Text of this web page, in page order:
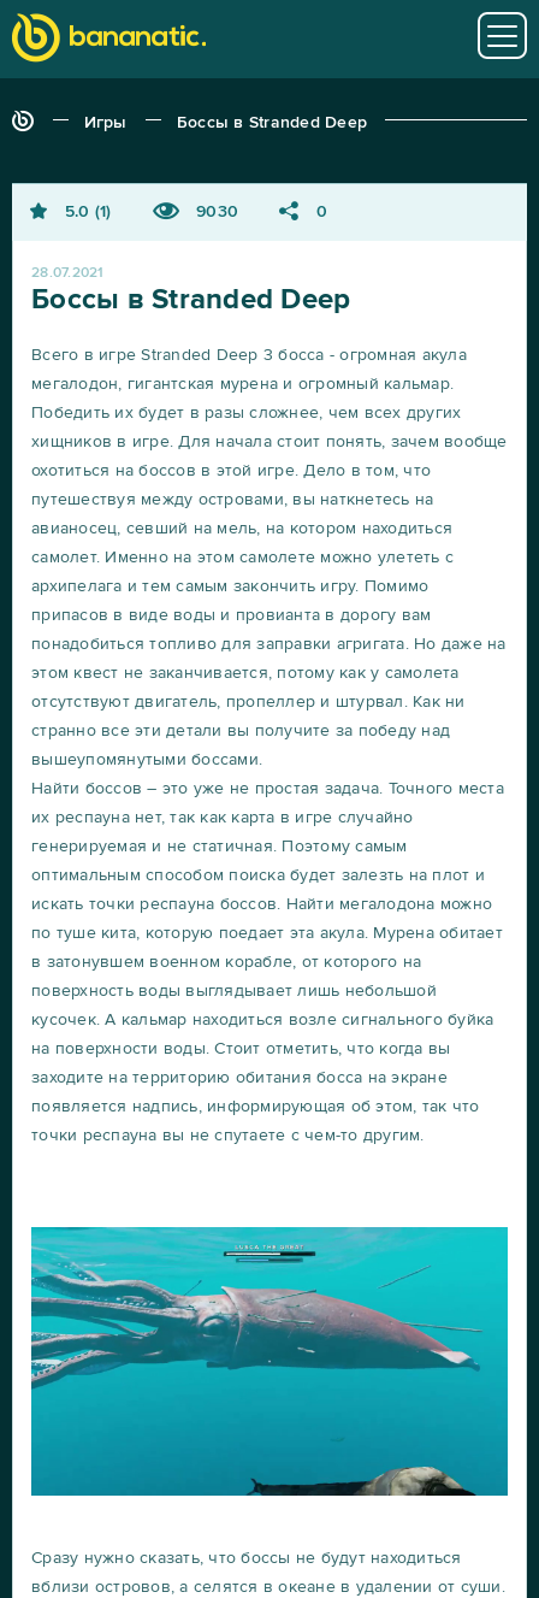
Игры Боссы в Stranded Deep
5.0 1 9030 0
28.07.2021
Боссы в Stranded Deep
Всего в игре Stranded Deep 3 босса - огромная акула
мегалодон, гигантская мурена и огромный кальмар.
Победить их будет в разы сложнее, чем всех других
хищников в игре. Для начала стоит понять, зачем вообще
охотиться на боссов в этой игре. Дело в том, что
путешествуя между островами, вы наткнетесь на
авианосец, севший на мель, на котором находиться
самолет. Именно на этом самолете можно улететь с
архипелага и тем самым закончить игру. Помимо
припасов в виде воды и провианта в дорогу вам
понадобиться топливо для заправки агригата. Но даже на
этом квест не заканчивается, потому как у самолета
отсутствуют двигатель, пропеллер и штурвал. Как ни
странно все эти детали вы получите за победу над
вышеупомянутыми боссами.
Найти боссов – это уже не простая задача. Точного места
их респауна нет, так как карта в игре случайно
генерируемая и не статичная. Поэтому самым
оптимальным способом поиска будет залезть на плот и
искать точки респауна боссов. Найти мегалодона можно
по туше кита, которую поедает эта акула. Мурена обитает
в затонувшем военном корабле, от которого на
поверхность воды выглядывает лишь небольшой
кусочек. А кальмар находиться возле сигнального буйка
на поверхности воды. Стоит отметить, что когда вы
заходите на территорию обитания босса на экране
появляется надпись, информирующая об этом, так что
точки респауна вы не спутаете с чем-то другим.
Сразу нужно сказать, что боссы не будут находиться
вблизи островов, а селятся в океане в удалении от суши.